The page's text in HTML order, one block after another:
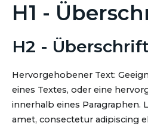
H1 -
H2 -
Hervorgehobener Text:
eines Textes, oder eine
innerhalb eines Paragraphen.
amet, consectetur adipiscing